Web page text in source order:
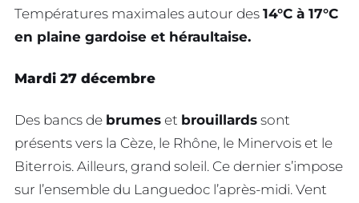
Températures maximales autour des 14°C à 17°C
en plaine gardoise et héraultaise.
Mardi 27 décembre
Des bancs de brumes et brouillards sont
présents vers la Cèze, le Rhône, le Minervois et le
Biterrois. Ailleurs, grand soleil. Ce dernier s’impose
sur l’ensemble du Languedoc l’après-midi. Vent